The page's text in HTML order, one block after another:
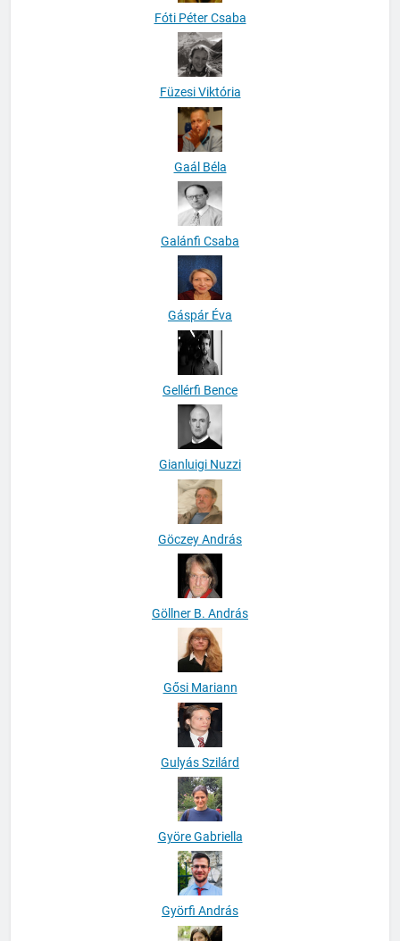
Fóti Péter Csaba
Füzesi Viktória
Gaál Béla
Galánfi Csaba
Gáspár Éva
Gellérfi Bence
Gianluigi Nuzzi
Göczey András
Göllner B. András
Gősi Mariann
Gulyás Szilárd
Györe Gabriella
Györfi András